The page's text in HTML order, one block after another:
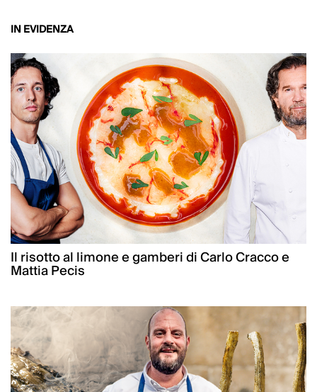
IN EVIDENZA
Il risotto al limone e gamberi di Carlo Cracco e
Mattia Pecis